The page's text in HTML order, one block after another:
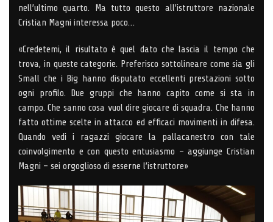
nell’ultimo quarto. Ma tutto questo all’istruttore nazionale
Cristian Magni interessa poco…
«Credetemi, il risultato è quel dato che lascia il tempo che
trova, in queste categorie. Preferisco sottolineare come sia gli
Small che i Big hanno disputato eccellenti prestazioni sotto
ogni profilo. Due gruppi che hanno capito come si sta in
campo. Che sanno cosa vuol dire giocare di squadra. Che hanno
fatto ottime scelte in attacco ed efficaci movimenti in difesa.
Quando vedi i ragazzi giocare la pallacanestro con tale
coinvolgimento e con questo entusiasmo – aggiunge Cristian
Magni – sei orgoglioso di esserne l’istruttore»